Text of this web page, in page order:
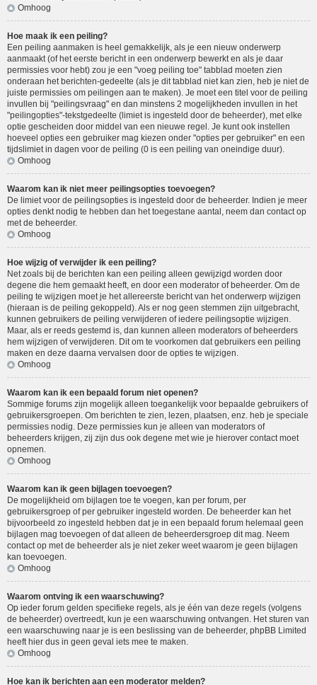
Omhoog
Hoe maak ik een peiling?
Een peiling aanmaken is heel gemakkelijk, als je een nieuw onderwerp
aanmaakt (of het eerste bericht in een onderwerp bewerkt en als je daar
permissies voor hebt) zou je een "voeg peiling toe" tabblad moeten zien
onderaan het berichten-gedeelte (als je dit tabblad niet kan zien, heb je niet de
juiste permissies om peilingen aan te maken). Je moet een titel voor de peiling
invullen bij "peilingsvraag" en dan minstens 2 mogelijkheden invullen in het
"peilingopties"-tekstgedeelte (limiet is ingesteld door de beheerder), met elke
optie gescheiden door middel van een nieuwe regel. Je kunt ook instellen
hoeveel opties een gebruiker mag kiezen onder "opties per gebruiker" en een
tijdslimiet in dagen voor de peiling (0 is een peiling van oneindige duur).
Omhoog
Waarom kan ik niet meer peilingsopties toevoegen?
De limiet voor de peilingsopties is ingesteld door de beheerder. Indien je meer
opties denkt nodig te hebben dan het toegestane aantal, neem dan contact op
met de beheerder.
Omhoog
Hoe wijzig of verwijder ik een peiling?
Net zoals bij de berichten kan een peiling alleen gewijzigd worden door
degene die hem gemaakt heeft, en door een moderator of beheerder. Om de
peiling te wijzigen moet je het allereerste bericht van het onderwerp wijzigen
(hieraan is de peiling gekoppeld). Als er nog geen stemmen zijn uitgebracht,
kunnen gebruikers de peiling verwijderen of iedere peilingsoptie wijzigen.
Maar, als er reeds gestemd is, dan kunnen alleen moderators of beheerders
hem wijzigen of verwijderen. Dit om te voorkomen dat gebruikers een peiling
maken en deze daarna vervalsen door de opties te wijzigen.
Omhoog
Waarom kan ik een bepaald forum niet openen?
Sommige forums zijn mogelijk alleen toegankelijk voor bepaalde gebruikers of
gebruikersgroepen. Om berichten te zien, lezen, plaatsen, enz. heb je speciale
permissies nodig. Deze permissies kun je alleen van moderators of
beheerders krijgen, zij zijn dus ook degene met wie je hierover contact moet
opnemen.
Omhoog
Waarom kan ik geen bijlagen toevoegen?
De mogelijkheid om bijlagen toe te voegen, kan per forum, per
gebruikersgroep of per gebruiker ingesteld worden. De beheerder kan het
bijvoorbeeld zo ingesteld hebben dat je in een bepaald forum helemaal geen
bijlagen mag toevoegen of dat alleen de beheerdersgroep dit mag. Neem
contact op met de beheerder als je niet zeker weet waarom je geen bijlagen
kan toevoegen.
Omhoog
Waarom ontving ik een waarschuwing?
Op ieder forum gelden specifieke regels, als je één van deze regels (volgens
de beheerder) overtreedt, kun je een waarschuwing ontvangen. Het sturen van
een waarschuwing naar je is een beslissing van de beheerder, phpBB Limited
heeft hier dus in geen geval iets mee te maken.
Omhoog
Hoe kan ik berichten aan een moderator melden?